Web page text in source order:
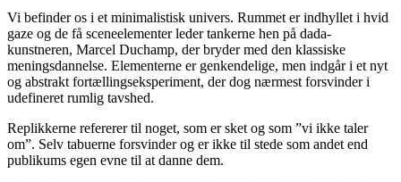
Vi befinder os i et minimalistisk univers. Rummet er indhyllet i hvid
gaze og de få sceneelementer leder tankerne hen på dada-
kunstneren, Marcel Duchamp, der bryder med den klassiske
meningsdannelse. Elementerne er genkendelige, men indgår i et nyt
og abstrakt fortællingseksperiment, der dog nærmest forsvinder i
udefineret rumlig tavshed.
Replikkerne refererer til noget, som er sket og som ”vi ikke taler
om”. Selv tabuerne forsvinder og er ikke til stede som andet end
publikums egen evne til at danne dem.